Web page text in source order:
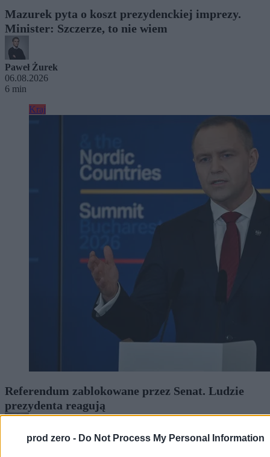
prod zero - Do Not Process My Personal Information
Mazurek pyta o koszt prezydenckiej imprezy.
Minister: Szczerze, to nie wiem
Paweł Żurek
06.08.2026
6 min
Kraj
Referendum zablokowane przez Senat. Ludzie
prezydenta reagują
Kasjan Owsianko